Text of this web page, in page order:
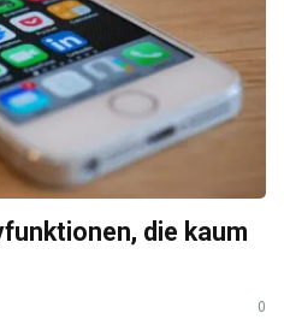
die kaum
0